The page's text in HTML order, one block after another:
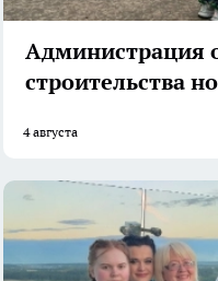
Администрация
строительства
4 августа